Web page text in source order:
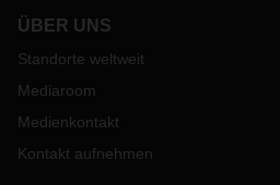
ÜBER UNS
Standorte weltweit
Mediaroom
Medienkontakt
Kontakt aufnehmen